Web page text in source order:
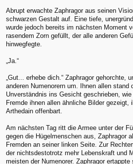
Abrupt erwachte Zaphragor aus seinen
schwarzen Gestalt auf. Eine tiefe,
wurde jedoch bereits im nächsten Moment
rasendem Zorn gefüllt, der alle anderen
hinwegfegte.
„Ja.“
„Gut... erhebe dich.“ Zaphragor gehorchte,
anderen Numenorern um. Ihnen allen stand
Unverständnis ins Gesicht geschrieben,
Fremde ihnen allen ähnliche Bilder gezeigt,
Arthedain offenbart.
Am nächsten Tag ritt die Armee unter der
gegen die Hügelmenschen aus, Zaphragor
Fremden an seiner linken Seite. Zur
der nichtsdestotrotz mehr Lebenskraft und
meisten der Numenorer. Zaphragor